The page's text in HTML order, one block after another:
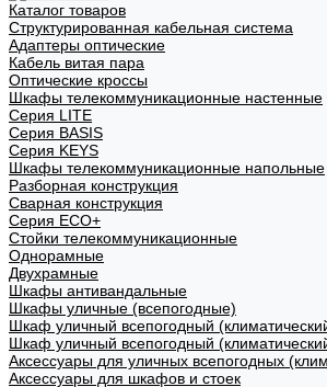
Каталог товаров
Структурированная кабельная система
Адаптеры оптические
Кабель витая пара
Оптические кроссы
Шкафы телекоммуникационные настенные
Cерия LITE
Cерия BASIS
Cерия KEYS
Шкафы телекоммуникационные напольные
Разборная конструкция
Сварная конструкция
Серия ECO+
Стойки телекоммуникационные
Однорамные
Двухрамные
Шкафы антивандальные
Шкафы уличные (всепогодные)
Шкаф уличный всепогодный
Шкаф уличный всепогодный
Аксессуары для уличных всепогодных
Аксессуары для шкафов и стоек